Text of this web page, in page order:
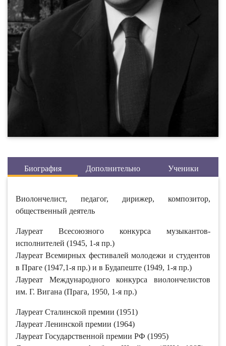
Биография Дополнительно Ученики
Виолончелист, педагог, дирижер, композитор,
общественный деятель
Лауреат Всесоюзного конкурса музыкантов-
исполнителей (1945, 1-я пр.)
Лауреат Всемирных фестивалей молодежи и студентов
в Праге (1947,1-я пр.) и в Будапеште (1949, 1-я пр.)
Лауреат Международного конкурса виолончелистов
им. Г. Вигана (Прага, 1950, 1-я пр.)
Лауреат Сталинской премии (1951)
Лауреат Ленинской премии (1964)
Лауреат Государственной премии РФ (1995)